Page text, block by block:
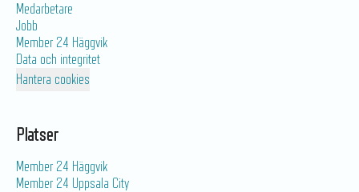
Medarbetare
Jobb
Member 24 Häggvik
Data och integritet
Hantera cookies
Platser
Member 24 Häggvik
Member 24 Uppsala City